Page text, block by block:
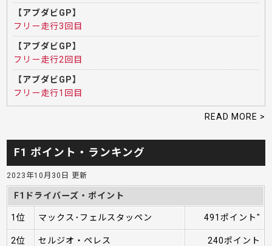
【アブダビGP】
フリー走行3回目
【アブダビGP】
フリー走行2回目
【アブダビGP】
フリー走行1回目
READ MORE >
F1 ポイント・ランキング
2023年10月30日 更新
F1ドライバーズ・ポイント
1位 マックス･フェルスタッペン 491ポイント"
2位 セルジオ・ペレス 240ポイント